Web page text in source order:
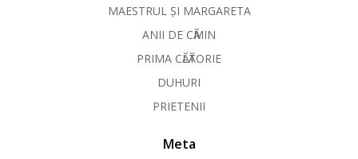
MAESTRUL ȘI MARGARETA
ANII DE CӐMIN
PRIMA CӐLӐTORIE
DUHURI
PRIETENII
Meta